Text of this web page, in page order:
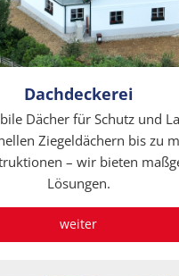
Dachdeckerei
Dächer für Schutz und
Ziegeldächern bis zu
– wir bieten
Lösungen.
weiter